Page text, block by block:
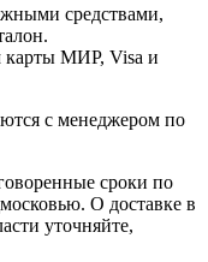
средствами,
карты МИР, Visa и
с менеджером по
сроки по
О доставке в
уточняйте,